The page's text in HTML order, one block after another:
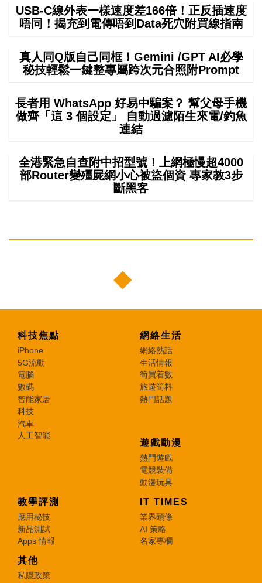
USB-C線外表一樣速度差166倍！正反插速度
唔同！揭充到電傳唔到Data死穴附買線指南
真人同Q版自己同框！Gemini /GPT AI必學
秘技輕鬆一鍵整專屬跨次元合照附Prompt
長者用 WhatsApp 好易中騙案？ 幫父母手機
做齊「這 3 個設定」 自動過濾陌生來電/釣魚
連結
全港緊急自查附中招型號！上網極慢超4000
部Router變殭屍網小心被盜個資 專家教3步
斷黑客
科技焦點
iPhone
5G流動
電腦
數碼
智能家居
科技
汽車
人工智能
網絡生活
網絡熱話
生活情報
筍買着數
旅遊筍料
熱門話題
遊戲動漫
熱門遊戲
電競裝備
動漫玩具
教學評測
應用秘技
新品測試
Apps 情報
IT TIMES
業界頭條
AI 策略
名家專欄
其他
私隱政策